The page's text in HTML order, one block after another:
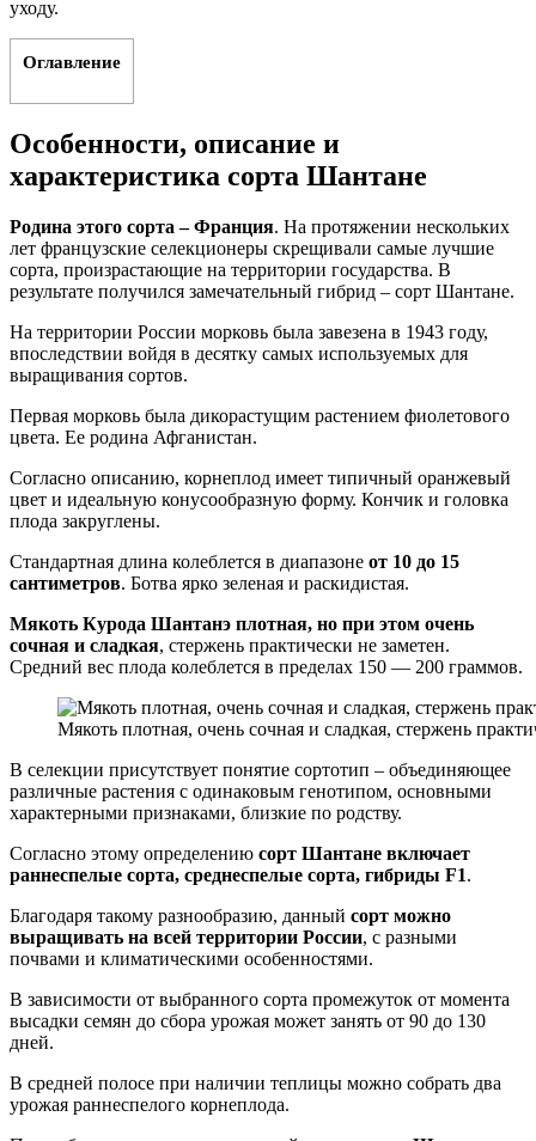
уходу.
Оглавление
Особенности, описание и
характеристика сорта Шантане
Родина этого сорта – Франция. На протяжении нескольких
лет французские селекционеры скрещивали самые лучшие
сорта, произрастающие на территории государства. В
результате получился замечательный гибрид – сорт Шантане.
На территории России морковь была завезена в 1943 году,
впоследствии войдя в десятку самых используемых для
выращивания сортов.
Первая морковь была дикорастущим растением фиолетового
цвета. Ее родина Афганистан.
Согласно описанию, корнеплод имеет типичный оранжевый
цвет и идеальную конусообразную форму. Кончик и головка
плода закруглены.
Стандартная длина колеблется в диапазоне от 10 до 15
сантиметров. Ботва ярко зеленая и раскидистая.
Мякоть Курода Шантанэ плотная, но при этом очень
сочная и сладкая, стержень практически не заметен.
Средний вес плода колеблется в пределах 150 — 200 граммов.
Мякоть плотная, очень сочная и сладкая, стержень
В селекции присутствует понятие сортотип – объединяющее
различные растения с одинаковым генотипом, основными
характерными признаками, близкие по родству.
Согласно этому определению сорт Шантане включает
раннеспелые сорта, среднеспелые сорта, гибриды F1.
Благодаря такому разнообразию, данный сорт можно
выращивать на всей территории России, с разными
почвами и климатическими особенностями.
В зависимости от выбранного сорта промежуток от момента
высадки семян до сбора урожая может занять от 90 до 130
дней.
В средней полосе при наличии теплицы можно собрать два
урожая раннеспелого корнеплода.